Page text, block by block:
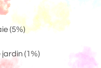
(5%)
(1%)